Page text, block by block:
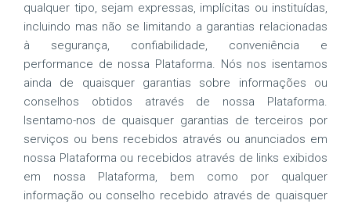
qualquer tipo, sejam expressas, implícitas ou instituídas,
incluindo mas não se limitando a garantias relacionadas
à segurança, confiabilidade, conveniência e
performance de nossa Plataforma. Nós nos isentamos
ainda de quaisquer garantias sobre informações ou
conselhos obtidos através de nossa Plataforma.
Isentamo-nos de quaisquer garantias de terceiros por
serviços ou bens recebidos através ou anunciados em
nossa Plataforma ou recebidos através de links exibidos
em nossa Plataforma, bem como por qualquer
informação ou conselho recebido através de quaisquer